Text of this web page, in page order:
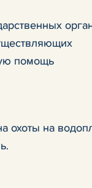
помощь
охоты на